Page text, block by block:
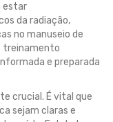
estar
da radiação,
no manuseio de
treinamento
e preparada
crucial. É vital que
sejam claras e